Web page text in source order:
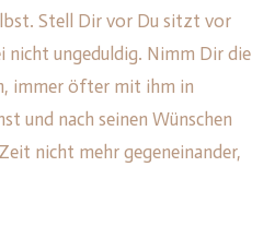
Stell Dir vor Du sitzt vor
nicht ungeduldig. Nimm Dir die
immer öfter mit ihm in
und nach seinen Wünschen
nicht mehr gegeneinander,